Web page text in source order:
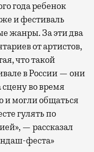
года ребенок
и фестиваль
жанры. За эти два
от артистов,
что такой
в России — они
во время
и могли общаться
гулять по
— рассказал
феста»